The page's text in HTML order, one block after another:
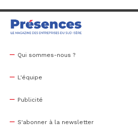
Qui sommes-nous ?
L'équipe
Publicité
S'abonner à la newsletter